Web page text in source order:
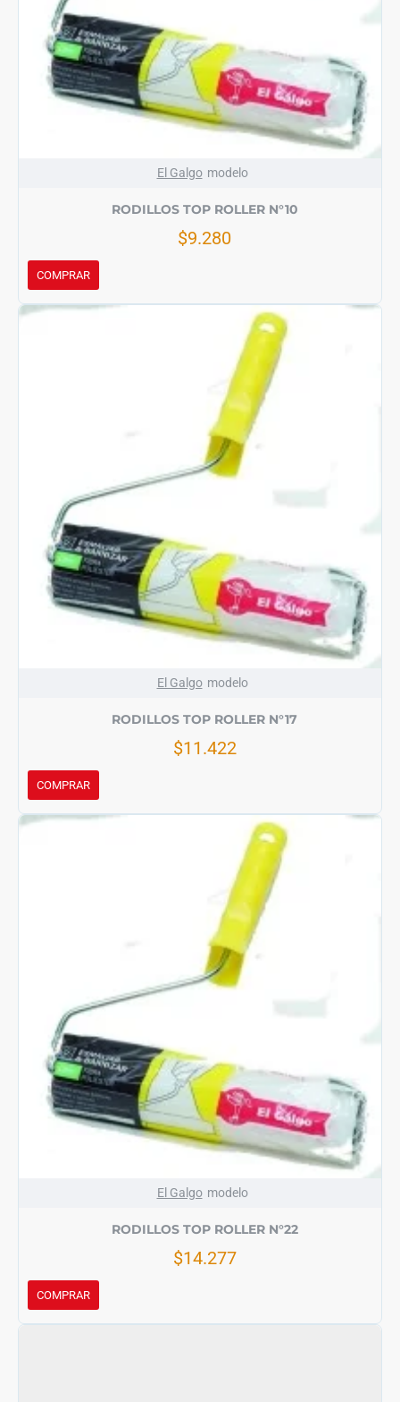
El Galgo modelo
RODILLOS TOP ROLLER N°10
$9.280
COMPRAR
El Galgo modelo
RODILLOS TOP ROLLER N°17
$11.422
COMPRAR
El Galgo modelo
RODILLOS TOP ROLLER N°22
$14.277
COMPRAR